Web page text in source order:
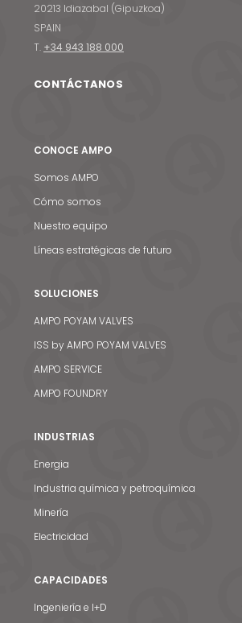
20213 Idiazabal (Gipuzkoa)
SPAIN
T. +34 943 188 000
CONTÁCTANOS
CONOCE AMPO
Somos AMPO
Cómo somos
Nuestro equipo
Líneas estratégicas de futuro
SOLUCIONES
AMPO POYAM VALVES
ISS by AMPO POYAM VALVES
AMPO SERVICE
AMPO FOUNDRY
INDUSTRIAS
Energia
Industria química y petroquímica
Minería
Electricidad
CAPACIDADES
Ingeniería e I+D